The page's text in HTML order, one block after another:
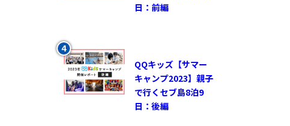
日：前編
QQキッズ【サマー
キャンプ2023】親子
で行くセブ島8泊9
日：後編